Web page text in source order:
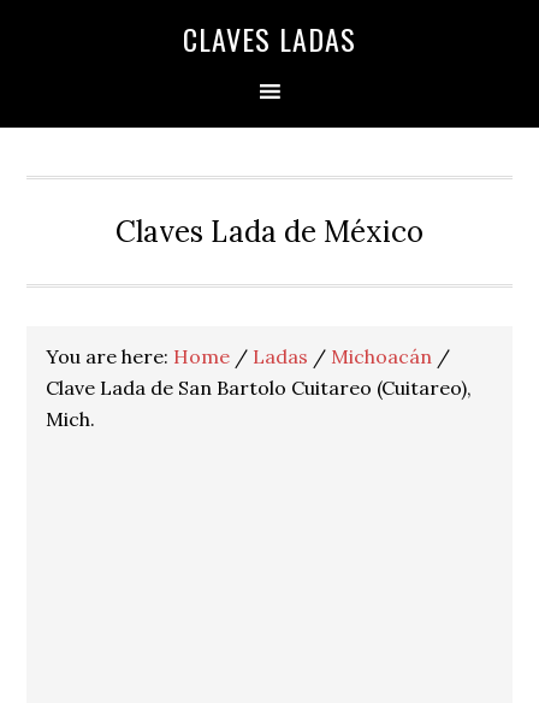
CLAVES LADAS
Claves Lada de México
You are here: Home / Ladas / Michoacán /
Clave Lada de San Bartolo Cuitareo (Cuitareo),
Mich.